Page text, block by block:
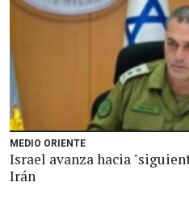
MEDIO ORIENTE
Israel avanza hacia
Irán